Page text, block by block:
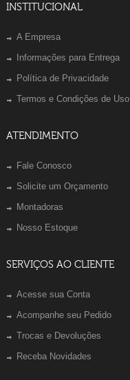
INSTITUCIONAL
A Empresa
Informações para Entrega
Política de Privacidade
Termos e Condições de Uso
ATENDIMENTO
Fale Conosco
Solicite um Orçamento
Montadoras
Nosso Estoque
SERVIÇOS AO CLIENTE
Acesse sua Conta
Acompanhe seu Pedido
Trocas e Devoluções
Receba Novidades